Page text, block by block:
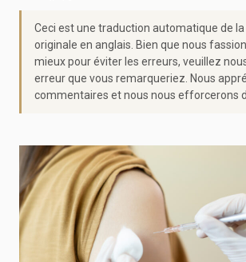
Ceci est une traduction automatique de la
originale en anglais. Bien que nous
mieux pour éviter les erreurs, veuillez
erreur que vous remarqueriez. Nous
commentaires et nous nous efforcerons